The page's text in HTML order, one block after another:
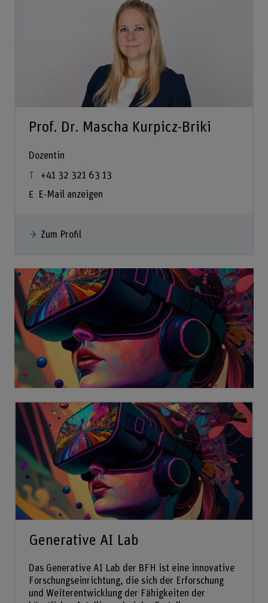
Prof. Dr. Mascha Kurpicz-Briki
Dozentin
+41 32 321 63 13
E-Mail anzeigen
Zum Profil
Generative AI Lab
Das Generative AI Lab der BFH ist eine innovative
Forschungseinrichtung, die sich der Erforschung
und Weiterentwicklung der Fähigkeiten der